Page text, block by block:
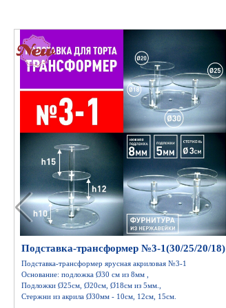
Подставка-трансформер №3-1(30/25/20/18)
Подставка-трансформер ярусная акриловая №3-1
Основание: подложка Ø30 см из 8мм ,
Подложки Ø25см, Ø20см, Ø18см из 5мм.,
Стержни из акрила Ø30мм - 10см, 12см, 15см.